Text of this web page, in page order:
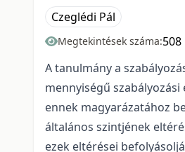
Czeglédi Pál
Megtekintések száma:508
A tanulmány a
mennyiségű
ennek magyarázatához
általános szintjének
ezek eltérései